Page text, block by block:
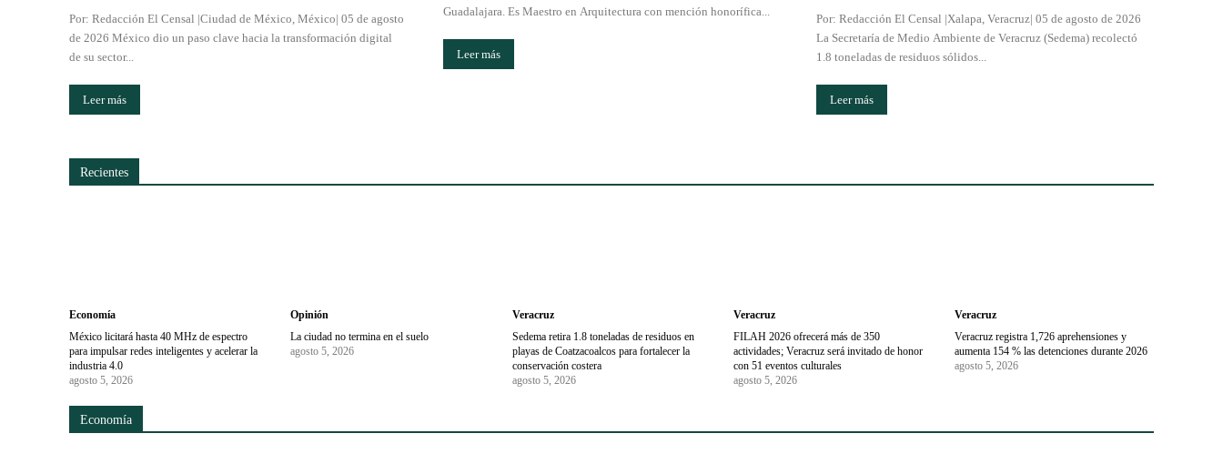
Por: Redacción El Censal |Ciudad de México, México| 05 de agosto
de 2026 México dio un paso clave hacia la transformación digital
de su sector...
Leer más
Guadalajara. Es Maestro en Arquitectura con mención honorífica...
Leer más
Por: Redacción El Censal |Xalapa, Veracruz| 05 de agosto de 2026
La Secretaría de Medio Ambiente de Veracruz (Sedema) recolectó
1.8 toneladas de residuos sólidos...
Leer más
Recientes
Economía
México licitará hasta 40 MHz de espectro
para impulsar redes inteligentes y acelerar la
industria 4.0
agosto 5, 2026
Opinión
La ciudad no termina en el suelo
agosto 5, 2026
Veracruz
Sedema retira 1.8 toneladas de residuos en
playas de Coatzacoalcos para fortalecer la
conservación costera
agosto 5, 2026
Veracruz
FILAH 2026 ofrecerá más de 350
actividades; Veracruz será invitado de honor
con 51 eventos culturales
agosto 5, 2026
Veracruz
Veracruz registra 1,726 aprehensiones y
aumenta 154 % las detenciones durante 2026
agosto 5, 2026
Economía